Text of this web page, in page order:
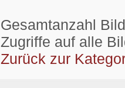
Gesamtanzahl
Zugriffe auf alle
Zurück zur